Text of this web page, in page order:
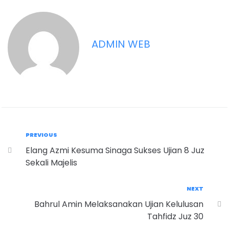
ADMIN WEB
PREVIOUS
Elang Azmi Kesuma Sinaga Sukses Ujian 8 Juz
Sekali Majelis
NEXT
Bahrul Amin Melaksanakan Ujian Kelulusan
Tahfidz Juz 30